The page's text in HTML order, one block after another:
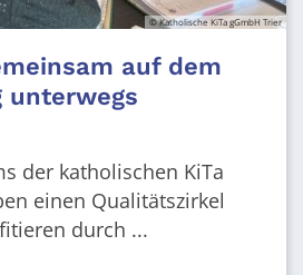
© Katholische KiTa gGmbH Trier
auf dem
unterwegs
der katholischen KiTa
einen Qualitätszirkel
durch ...